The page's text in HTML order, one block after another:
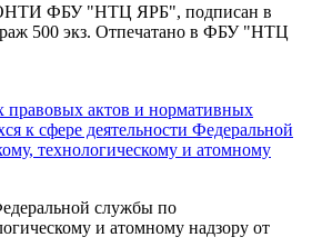
ОНТИ ФБУ "НТЦ ЯРБ", подписан в
500 экз. Отпечатано в ФБУ "НТЦ
правовых актов и нормативных
к сфере деятельности Федеральной
технологическому и атомному
службы по
и атомному надзору от